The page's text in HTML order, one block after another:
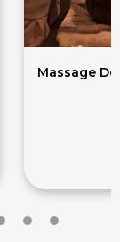
Massage